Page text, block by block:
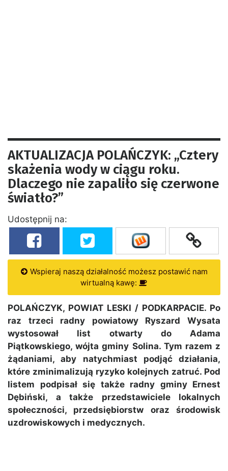
AKTUALIZACJA POLAŃCZYK: „Cztery
skażenia wody w ciągu roku.
Dlaczego nie zapaliło się czerwone
światło?”
Udostępnij na:
Wspieraj naszą działalność możesz postawić nam
wirtualną kawę:
POLAŃCZYK, POWIAT LESKI / PODKARPACIE. Po
raz trzeci radny powiatowy Ryszard Wysata
wystosował list otwarty do Adama
Piątkowskiego, wójta gminy Solina. Tym razem z
żądaniami, aby natychmiast podjąć działania,
które zminimalizują ryzyko kolejnych zatruć. Pod
listem podpisał się także radny gminy Ernest
Dębiński, a także przedstawiciele lokalnych
społeczności, przedsiębiorstw oraz środowisk
uzdrowiskowych i medycznych.